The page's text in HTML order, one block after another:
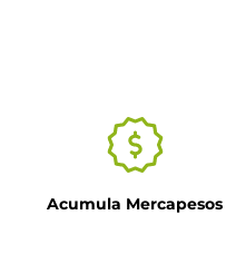
Acumula Mercapesos